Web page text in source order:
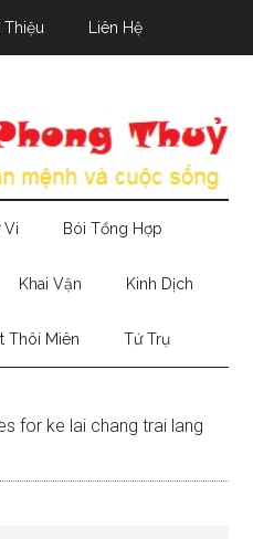
Thiệu Liên Hệ
Vi Bói Tổng Hợp
Khai Vận Kinh Dịch
Thôi Miên Tứ Trụ
for ke lai chang trai lang